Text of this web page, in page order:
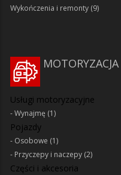
Wykończenia i remonty (9)
MOTORYZACJA
Usługi motoryzacyjne
Wynajmę (1)
Pojazdy
Osobowe (1)
Przyczepy i naczepy (2)
Części i akcesoria